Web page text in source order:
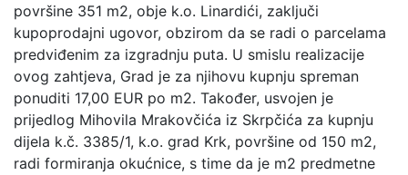
površine 351 m2, obje k.o. Linardići, zaključi
kupoprodajni ugovor, obzirom da se radi o parcelama
predviđenim za izgradnju puta. U smislu realizacije
ovog zahtjeva, Grad je za njihovu kupnju spreman
ponuditi 17,00 EUR po m2. Također, usvojen je
prijedlog Mihovila Mrakovčića iz Skrpčića za kupnju
dijela k.č. 3385/1, k.o. grad Krk, površine od 150 m2,
radi formiranja okućnice, s time da je m2 predmetne